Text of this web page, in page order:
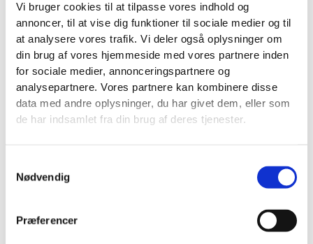
Vi bruger cookies til at tilpasse vores indhold og
annoncer, til at vise dig funktioner til sociale medier og til
at analysere vores trafik. Vi deler også oplysninger om
din brug af vores hjemmeside med vores partnere inden
for sociale medier, annonceringspartnere og
analysepartnere. Vores partnere kan kombinere disse
data med andre oplysninger, du har givet dem, eller som
de har indsamlet fra din brug af deres tjenester.
Nødvendig
Præferencer
understøtte den trafik, du allerede køber eller vil
tiltrække organisk, og den skal gøre det nemt at måle,
om du får flere relevante opkald, formularer eller
bookinger.
Cases fra Storkøbenhavn viser, hvad en ny
hjemmeside skal løse
Vækster bygger ikke hjemmesider ud fra en teoretisk
og bedre henvendelser.
og kvaliteten af henvendelserne og få hjemmesiden